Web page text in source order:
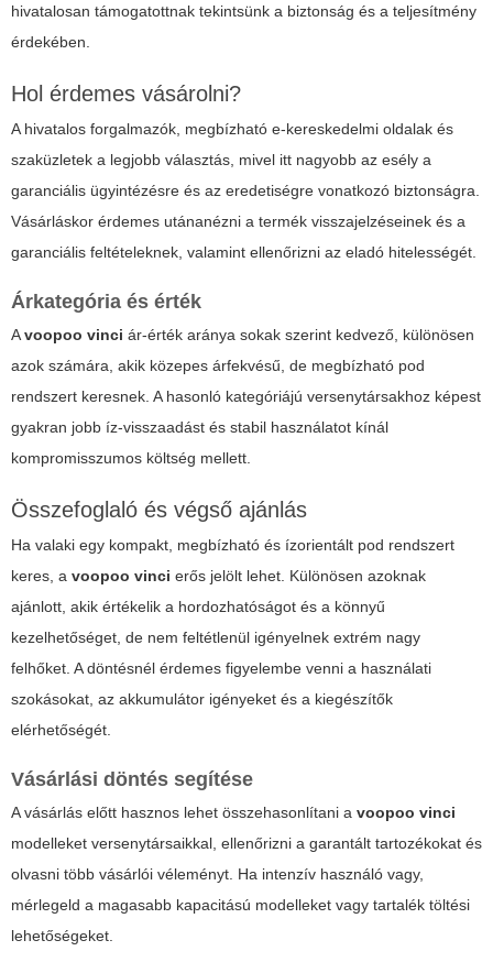
hivatalosan támogatottnak tekintsünk a biztonság és a teljesítmény
érdekében.
Hol érdemes vásárolni?
A hivatalos forgalmazók, megbízható e-kereskedelmi oldalak és
szaküzletek a legjobb választás, mivel itt nagyobb az esély a
garanciális ügyintézésre és az eredetiségre vonatkozó biztonságra.
Vásárláskor érdemes utánanézni a termék visszajelzéseinek és a
garanciális feltételeknek, valamint ellenőrizni az eladó hitelességét.
Árkategória és érték
Avoopoo vinci ár-érték aránya sokak szerint kedvező, különösen
azok számára, akik közepes árfekvésű, de megbízható pod
rendszert keresnek. A hasonló kategóriájú versenytársakhoz képest
gyakran jobb íz-visszaadást és stabil használatot kínál
kompromisszumos költség mellett.
Összefoglaló és végső ajánlás
Ha valaki egy kompakt, megbízható és ízorientált pod rendszert
keres, a voopoo vinci erős jelölt lehet. Különösen azoknak
ajánlott, akik értékelik a hordozhatóságot és a könnyű
kezelhetőséget, de nem feltétlenül igényelnek extrém nagy
felhőket. A döntésnél érdemes figyelembe venni a használati
szokásokat, az akkumulátor igényeket és a kiegészítők
elérhetőségét.
Vásárlási döntés segítése
A vásárlás előtt hasznos lehet összehasonlítani a voopoo vinci
modelleket versenytársaikkal, ellenőrizni a garantált tartozékokat és
olvasni több vásárlói véleményt. Ha intenzív használó vagy,
mérlegeld a magasabb kapacitású modelleket vagy tartalék töltési
lehetőségeket.